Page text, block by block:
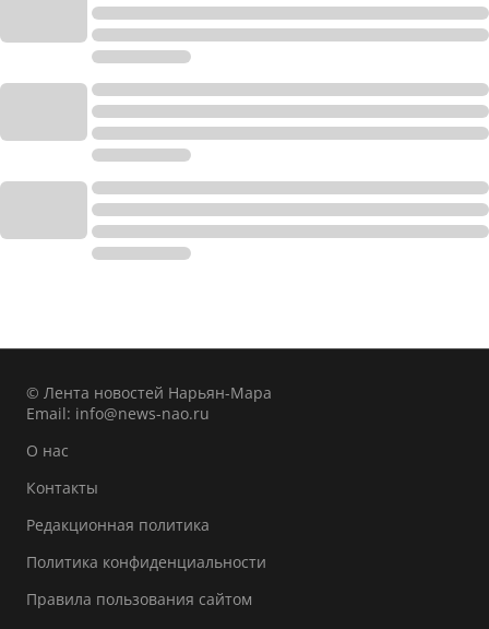
© Лента новостей Нарьян-Мара
Email: info@news-nao.ru
О нас
Контакты
Редакционная политика
Политика конфиденциальности
Правила пользования сайтом